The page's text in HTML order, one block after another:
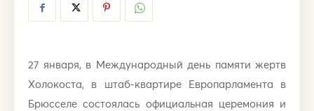
27 января, в Международный день памяти жертв
Холокоста, в штаб-квартире Европарламента в
Брюсселе состоялась официальная церемония и